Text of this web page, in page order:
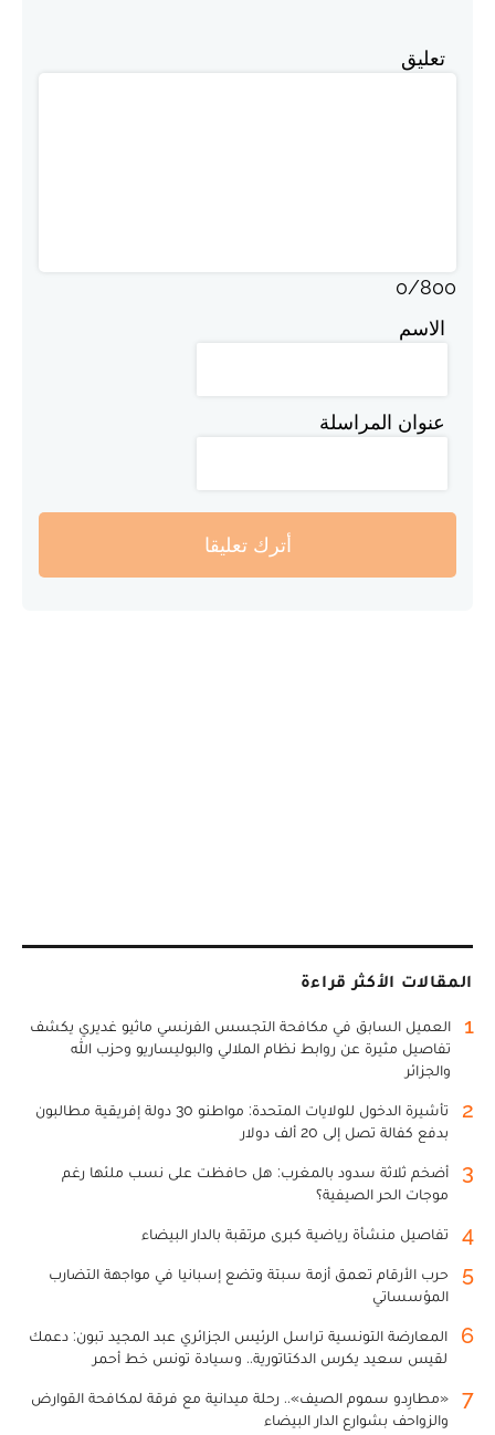
تعليق
0/800
الاسم
عنوان المراسلة
أترك تعليقا
المقالات الأكثر قراءة
1
العميل السابق في مكافحة التجسس الفرنسي ماثيو غديري يكشف
تفاصيل مثيرة عن روابط نظام الملالي والبوليساريو وحزب الله
والجزائر
2
تأشيرة الدخول للولايات المتحدة: مواطنو 30 دولة إفريقية مطالبون
بدفع كفالة تصل إلى 20 ألف دولار
3
أضخم ثلاثة سدود بالمغرب: هل حافظت على نسب ملئها رغم
موجات الحر الصيفية؟
4 تفاصيل منشأة رياضية كبرى مرتقبة بالدار البيضاء
5
حرب الأرقام تعمق أزمة سبتة وتضع إسبانيا في مواجهة التضارب
المؤسساتي
6
المعارضة التونسية تراسل الرئيس الجزائري عبد المجيد تبون: دعمك
لقيس سعيد يكرس الدكتاتورية.. وسيادة تونس خط أحمر
7
«مطارِدو سموم الصيف».. رحلة ميدانية مع فرقة لمكافحة القوارض
والزواحف بشوارع الدار البيضاء